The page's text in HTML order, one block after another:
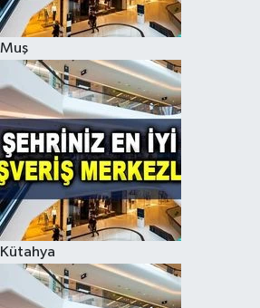
Muş
Kütahya